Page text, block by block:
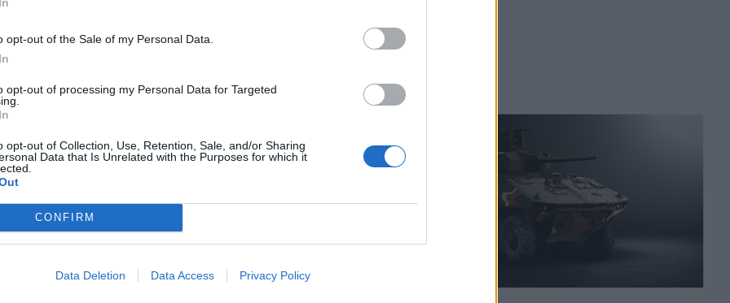
opt-out of the Sale of my Personal Data.
opt-out of processing my Personal Data for Targeted
opt-out of Collection, Use, Retention, Sale, and/or Sharing
Data that Is Unrelated with the Purposes for which it
CONFIRM
Data Deletion Data Access Privacy Policy
26/08/2025 - 09:48